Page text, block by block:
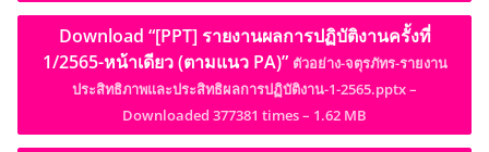
Download “[PPT] รายงานผลการปฏิบัติงานครั้งที่
1/2565-หน้าเดียว (ตามแนว PA)” ตัวอย่าง-จตุรภัทร-รายงาน
ประสิทธิภาพและประสิทธิผลการปฏิบัติงาน-1-2565.pptx –
Downloaded 377381 times – 1.62 MB